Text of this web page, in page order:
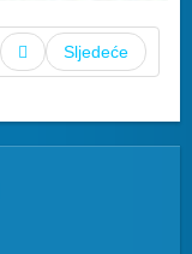
Sljedeće